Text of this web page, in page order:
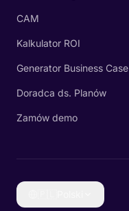
CAM
Kalkulator ROI
Generator Business Case
Doradca ds. Planów
Zamów demo